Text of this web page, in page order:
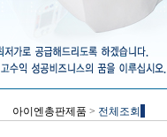
아이엔총판제품 > 전체조회